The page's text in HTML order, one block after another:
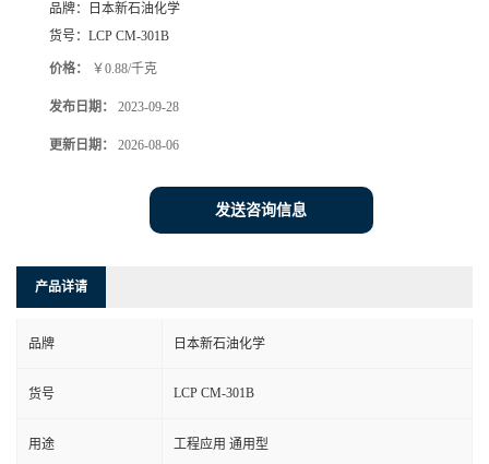
品牌：
日本新石油化学
货号： LCP CM-301B
价格： ￥0.88/千克
发布日期： 2023-09-28
更新日期： 2026-08-06
发送咨询信息
产品详请
品牌 日本新石油化学
货号 LCP CM-301B
用途 工程应用 通用型